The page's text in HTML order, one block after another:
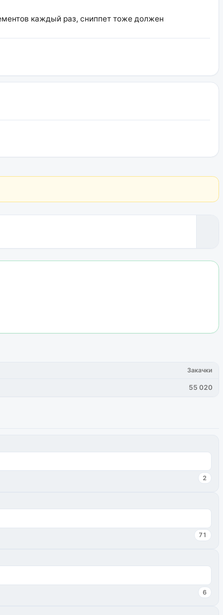
каждый раз, сниппет тоже должен
Закачки
55 020
2
71
6